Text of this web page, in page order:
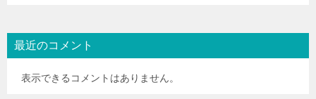
最近のコメント
表示できるコメントはありません。